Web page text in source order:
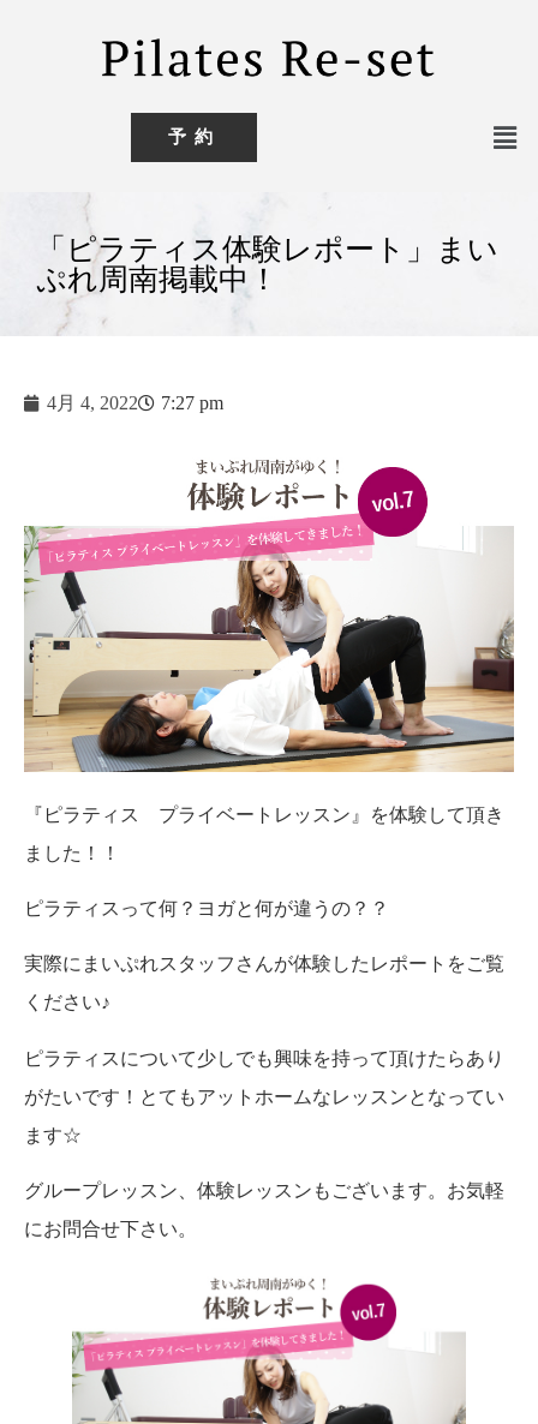
予約
「ピラティス体験レポート」まい
ぷれ周南掲載中！
4月 4, 2022 7:27 pm
『ピラティス プライベートレッスン』を体験して頂き
ました！！
ピラティスって何？ヨガと何が違うの？？
実際にまいぷれスタッフさんが体験したレポートをご覧
ください♪
ピラティスについて少しでも興味を持って頂けたらあり
がたいです！とてもアットホームなレッスンとなってい
ます☆
グループレッスン、体験レッスンもございます。お気軽
にお問合せ下さい。